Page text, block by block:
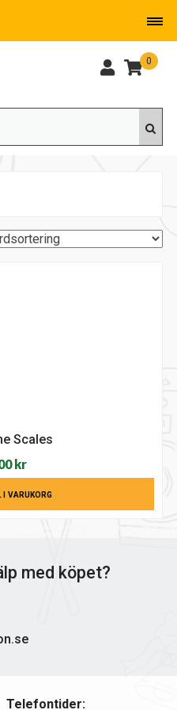
0
Scales
kr
I VARUKORG
med köpet?
Telefontider: